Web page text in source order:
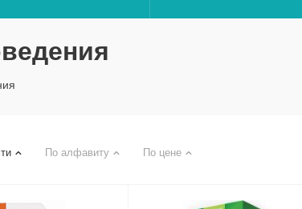
По алфавиту По цене